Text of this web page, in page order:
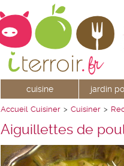
cuisine jardin
Accueil Cuisiner > Cuisiner >
Aiguillettes de